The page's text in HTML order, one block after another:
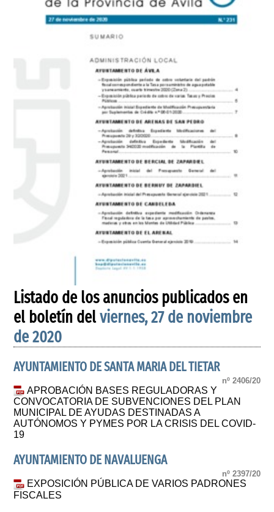
Listado de los anuncios publicados en
el boletín delviernes, 27 de noviembre
de 2020
AYUNTAMIENTO DE SANTA MARIA DEL TIETAR
nº 2406/20
APROBACIÓN BASES REGULADORAS Y
CONVOCATORIA DE SUBVENCIONES DEL PLAN
MUNICIPAL DE AYUDAS DESTINADAS A
AUTÓNOMOS Y PYMES POR LA CRISIS DEL COVID-
19
AYUNTAMIENTO DE NAVALUENGA
nº 2397/20
EXPOSICIÓN PÚBLICA DE VARIOS PADRONES
FISCALES